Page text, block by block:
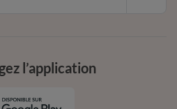
l’application